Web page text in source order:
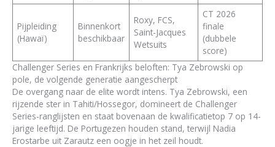
Pijpleiding
(Hawaï)
Binnenkort
beschikbaar
Roxy, FCS,
Saint-Jacques
Wetsuits
CT 2026
finale
(dubbele
score)
Challenger Series en Frankrijks beloften: Tya Zebrowski op
pole, de volgende generatie aangescherpt
De overgang naar de elite wordt intens. Tya Zebrowski, een
rijzende ster in Tahiti/Hossegor, domineert de Challenger
Series-ranglijsten en staat bovenaan de kwalificatietop 7 op 14-
jarige leeftijd. De Portugezen houden stand, terwijl Nadia
Erostarbe uit Zarautz een oogje in het zeil houdt.